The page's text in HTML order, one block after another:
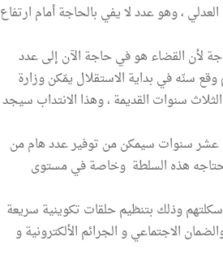
، وهو عدد لا يفي بالحاجة أمام ارتفاع
لأن القضاء هو في حاجة الآن إلى عدد
سنّه في بداية الاستقلال يمّكن وزارة
سنوات القديمة ، وهذا الانتداب سيجد
عشر سنوات سيمكن من توفير عدد هام من
تحتاجه هذه السلطة وخاصة في مستوى
وذلك بتنظيم حلقات تكوينية سريعة
الاجتماعي و الجرائم الألكترونية و